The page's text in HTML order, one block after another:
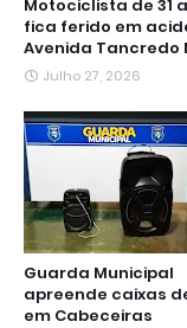
Motociclista de 31
fica ferido em
Avenida Tancredo
Julho 27, 2026
Guarda Municipal
apreende caixas
em Cabeceiras